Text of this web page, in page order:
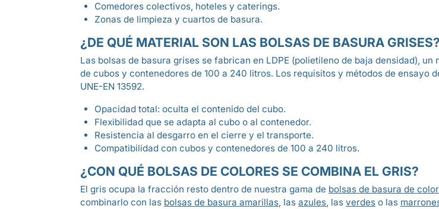
Comedores colectivos, hoteles y caterings.
Zonas de limpieza y cuartos de basura.
¿DE QUÉ MATERIAL SON LAS BOLSAS DE BASURA GRISES?
Las bolsas de basura grises se fabrican en LDPE (polietileno de baja densidad),
de cubos y contenedores de 100 a 240 litros. Los requisitos y métodos de ensayo
UNE-EN 13592.
Opacidad total: oculta el contenido del cubo.
Flexibilidad que se adapta al cubo o al contenedor.
Resistencia al desgarro en el cierre y el transporte.
Compatibilidad con cubos y contenedores de 100 a 240 litros.
¿CON QUÉ BOLSAS DE COLORES SE COMBINA EL GRIS?
El gris ocupa la fracción resto dentro de nuestra gama de bolsas de basura de
combinarlo con las bolsas de basura amarillas, las azules, las verdes o las